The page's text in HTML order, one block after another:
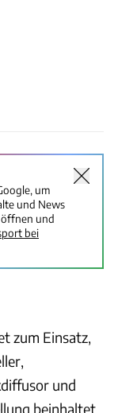
um
und News
öffnen und
bei
zum Einsatz,
und
beinhaltet.